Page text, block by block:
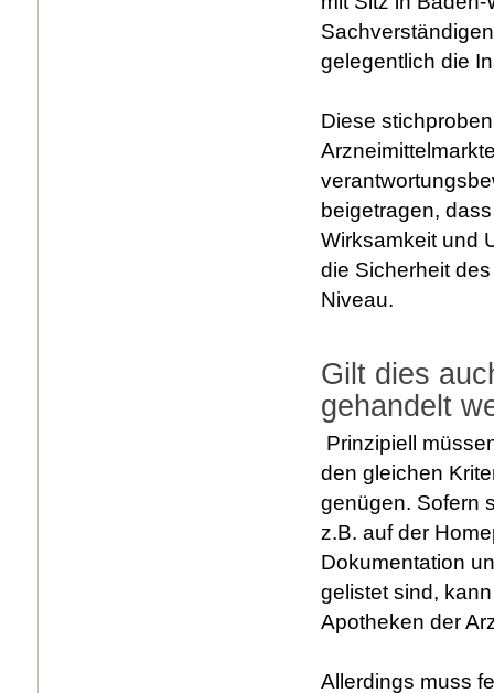
gelegentlich die
Diese
beigetragen,
Wirksamkeit und
die Sicherheit
Niveau.
Gilt dies
gehandelt
Prinzipiell
den gleichen
genügen. Sofern
z.B. auf der
Dokumentation
gelistet sind,
Apotheken der
Allerdings muss